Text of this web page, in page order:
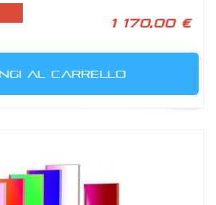
1 170,00 €
AL CARRELLO